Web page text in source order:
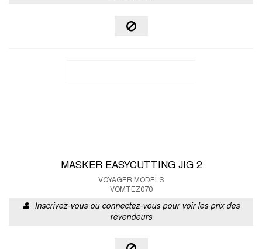
MASKER EASYCUTTING JIG 2
VOYAGER MODELS
VOMTEZ070
Inscrivez-vous ou connectez-vous pour voir les prix des
revendeurs